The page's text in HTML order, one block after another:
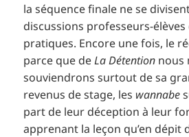
la séquence finale ne se
discussions professeurs-
pratiques. Encore une fois, le
parce que deLa Détention nous
souviendrons surtout de sa
revenus de stage, les wannabe
part de leur déception à leur
apprenant la leçon qu’en dépit